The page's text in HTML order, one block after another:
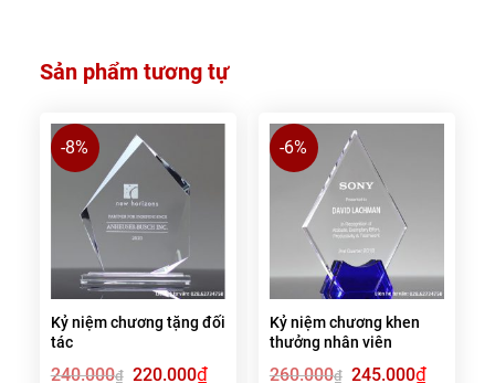
Sản phẩm tương tự
-8%
Kỷ niệm chương tặng đối
tác
240.000₫ Giá
220.000₫Giá
-6%
Kỷ niệm chương khen
thưởng nhân viên
260.000₫ Giá
245.000₫Giá